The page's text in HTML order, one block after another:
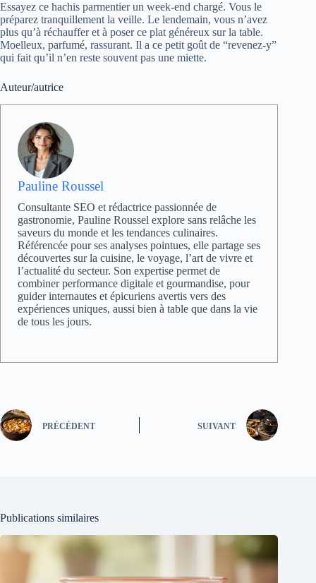
Essayez ce hachis parmentier un week-end chargé. Vous le
préparez tranquillement la veille. Le lendemain, vous n’avez
plus qu’à réchauffer et à poser ce plat généreux sur la table.
Moelleux, parfumé, rassurant. Il a ce petit goût de “revenez-y”
qui fait qu’il n’en reste souvent pas une miette.
Auteur/autrice
Pauline Roussel
Consultante SEO et rédactrice passionnée de
gastronomie, Pauline Roussel explore sans relâche les
saveurs du monde et les tendances culinaires.
Référencée pour ses analyses pointues, elle partage ses
découvertes sur la cuisine, le voyage, l’art de vivre et
l’actualité du secteur. Son expertise permet de
combiner performance digitale et gourmandise, pour
guider internautes et épicuriens avertis vers des
expériences uniques, aussi bien à table que dans la vie
de tous les jours.
PRÉCÉDENT SUIVANT
Publications similaires